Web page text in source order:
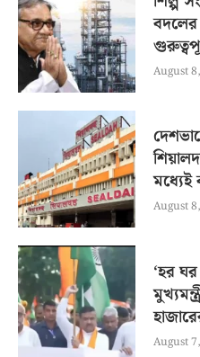
August
মধ্যেই
August
‘হর
August